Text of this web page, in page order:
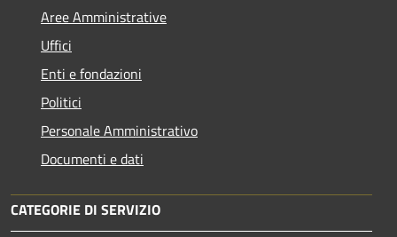
Aree Amministrative
Uffici
Enti e fondazioni
Politici
Personale Amministrativo
Documenti e dati
CATEGORIE DI SERVIZIO